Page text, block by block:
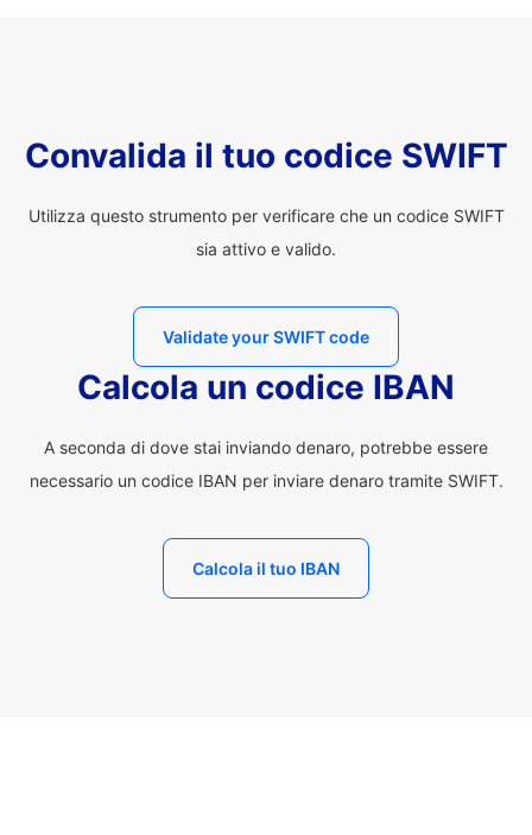
Convalida il tuo codice SWIFT
Utilizza questo strumento per verificare che un codice SWIFT
sia attivo e valido.
Validate your SWIFT code
Calcola un codice IBAN
A seconda di dove stai inviando denaro, potrebbe essere
necessario un codice IBAN per inviare denaro tramite SWIFT.
Calcola il tuo IBAN